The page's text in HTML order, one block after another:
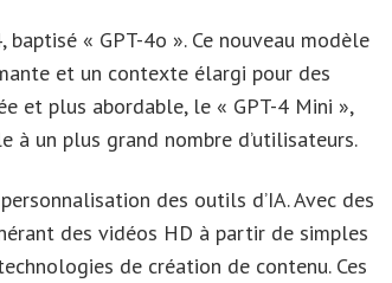
« GPT-4o ». Ce nouveau modèle
et un contexte élargi pour des
et plus abordable, le « GPT-4 Mini »,
un plus grand nombre d’utilisateurs.
des outils d’IA. Avec des
des vidéos HD à partir de simples
de création de contenu. Ces